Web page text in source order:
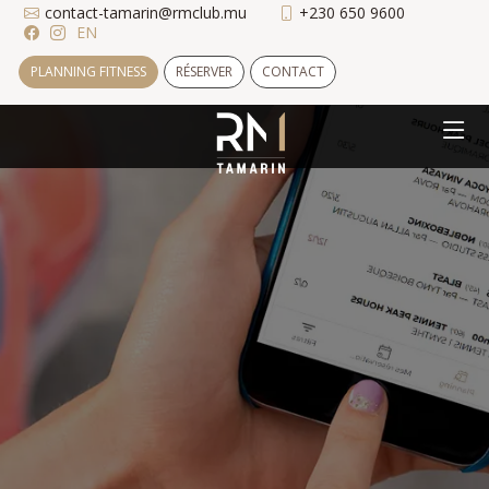
contact-tamarin@rmclub.mu +230 650 9600
PLANNING FITNESS RÉSERVER CONTACT
EN